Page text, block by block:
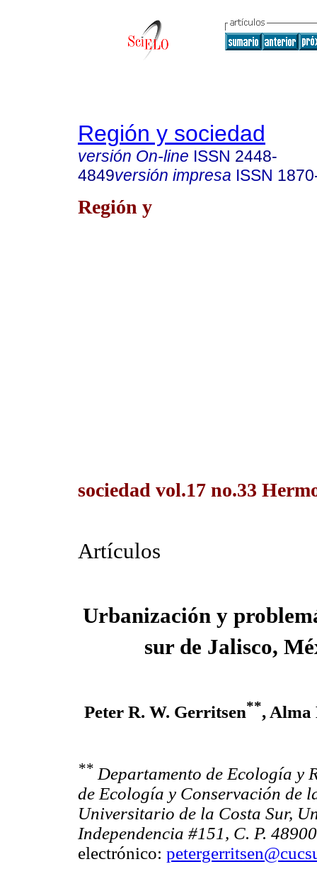
Región y sociedad
versión On-line ISSN 2448-
4849versión impresa ISSN
Región y
sociedad vol.17 no.33
Artículos
Urbanización y
sur de Jalisco,
Peter R. W. Gerritsen**, Alma
** Departamento de Ecología y
de Ecología y Conservación de
Universitario de la Costa Sur,
Independencia #151, C. P.
electrónico: